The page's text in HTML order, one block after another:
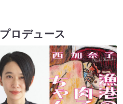
ロデュース